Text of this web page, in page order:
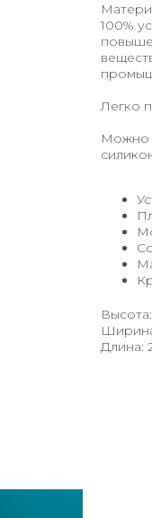
100%
Легко
Можно
Длина: